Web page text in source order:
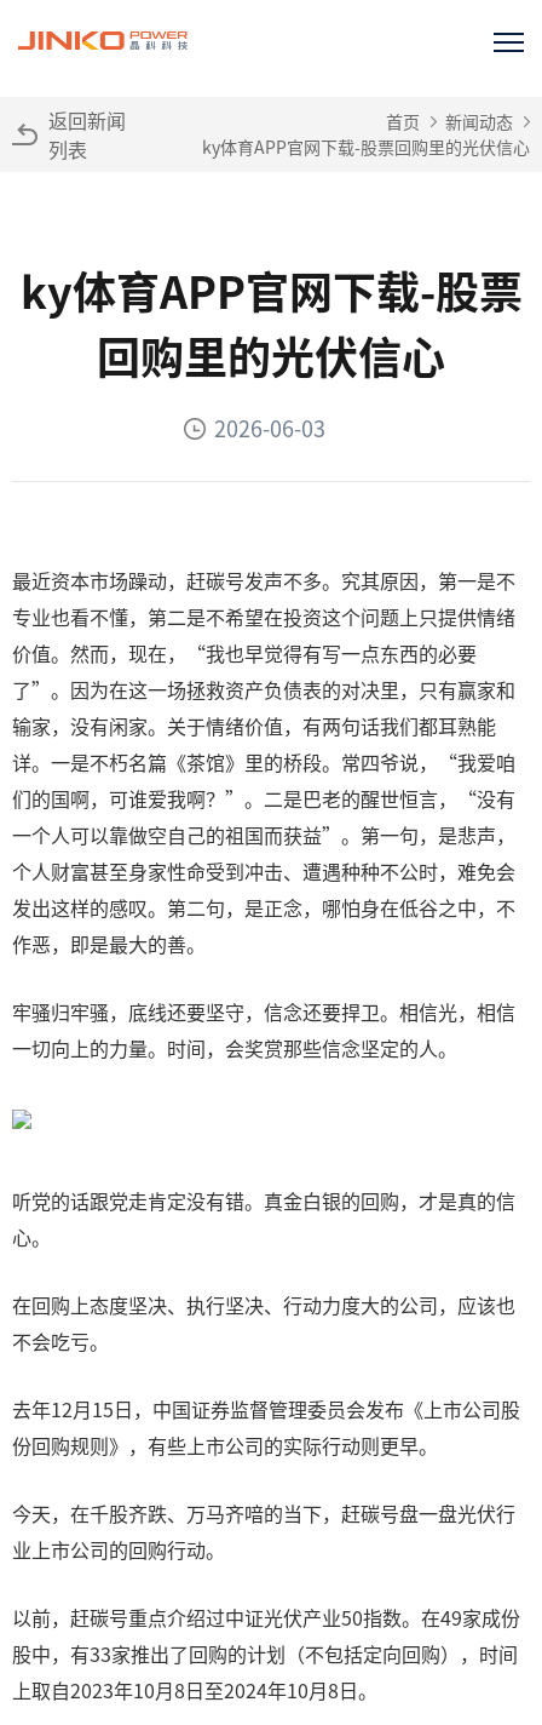
返回新闻
列表
首页
新闻动态
ky体育APP官网下载-股票回购里的光伏信心
ky体育APP官网下载-股票
回购里的光伏信心
2026-06-03
最近资本市场躁动，赶碳号发声不多。究其原因，第一是不
专业也看不懂，第二是不希望在投资这个问题上只提供情绪
价值。然而，现在，“我也早觉得有写一点东西的必要
了”。因为在这一场拯救资产负债表的对决里，只有赢家和
输家，没有闲家。关于情绪价值，有两句话我们都耳熟能
详。一是不朽名篇《茶馆》里的桥段。常四爷说，“我爱咱
们的国啊，可谁爱我啊？”。二是巴老的醒世恒言，“没有
一个人可以靠做空自己的祖国而获益”。第一句，是悲声，
个人财富甚至身家性命受到冲击、遭遇种种不公时，难免会
发出这样的感叹。第二句，是正念，哪怕身在低谷之中，不
作恶，即是最大的善。
牢骚归牢骚，底线还要坚守，信念还要捍卫。相信光，相信
一切向上的力量。时间，会奖赏那些信念坚定的人。
听党的话跟党走肯定没有错。真金白银的回购，才是真的信
心。
在回购上态度坚决、执行坚决、行动力度大的公司，应该也
不会吃亏。
去年12月15日，中国证券监督管理委员会发布《上市公司股
份回购规则》，有些上市公司的实际行动则更早。
今天，在千股齐跌、万马齐喑的当下，赶碳号盘一盘光伏行
业上市公司的回购行动。
以前，赶碳号重点介绍过中证光伏产业50指数。在49家成份
股中，有33家推出了回购的计划（不包括定向回购），时间
上取自2023年10月8日至2024年10月8日。